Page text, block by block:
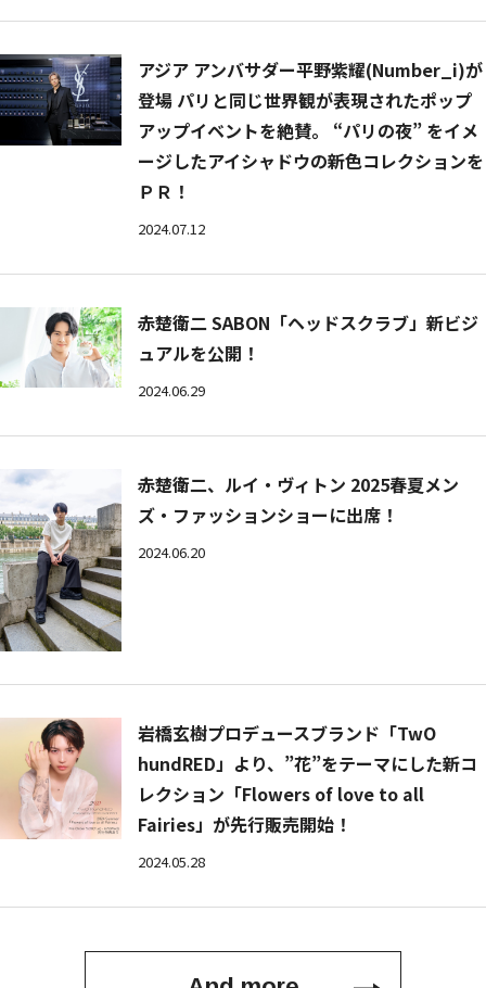
アジア アンバサダー平野紫耀(Number_i)が
登場 パリと同じ世界観が表現されたポップ
アップイベントを絶賛。 “パリの夜” をイメ
ージしたアイシャドウの新色コレクションを
ＰＲ！
2024.07.12
赤楚衛二 SABON「ヘッドスクラブ」新ビジ
ュアルを公開！
2024.06.29
赤楚衛二、ルイ・ヴィトン 2025春夏メン
ズ・ファッションショーに出席！
2024.06.20
岩橋玄樹プロデュースブランド「TwO
hundRED」より、”花”をテーマにした新コ
レクション「Flowers of love to all
Fairies」が先行販売開始！
2024.05.28